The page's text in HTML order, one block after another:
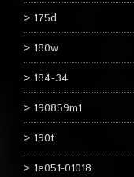
175d
180w
184-34
190859m1
190t
1e051-01018